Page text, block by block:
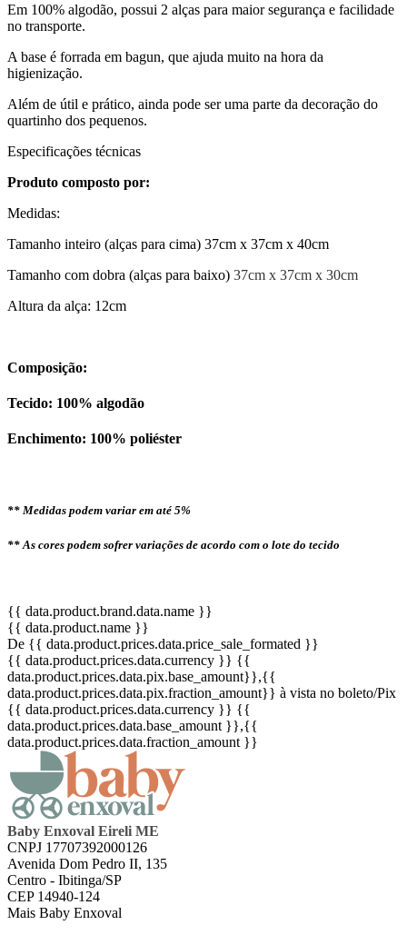
Em 100% algodão, possui 2 alças para maior segurança e facilidade
no transporte.
A base é forrada em bagun, que ajuda muito na hora da
higienização.
Além de útil e prático, ainda pode ser uma parte da decoração do
quartinho dos pequenos.
Especificações técnicas
Produto composto por:
Medidas:
Tamanho inteiro (alças para cima) 37cm x 37cm x 40cm
Tamanho com dobra (alças para baixo) 37cm x 37cm x 30cm
Altura da alça: 12cm
Composição:
Tecido: 100% algodão
Enchimento: 100% poliéster
** Medidas podem variar em até 5%
** As cores podem sofrer variações de acordo com o lote do tecido
{{ data.product.brand.data.name }}
{{ data.product.name }}
De {{ data.product.prices.data.price_sale_formated }}
{{ data.product.prices.data.currency }} {{
data.product.prices.data.pix.base_amount}},{{
data.product.prices.data.pix.fraction_amount}} à vista no boleto/Pix
{{ data.product.prices.data.currency }} {{
data.product.prices.data.base_amount }},{{
data.product.prices.data.fraction_amount }}
Baby Enxoval Eireli ME
CNPJ 17707392000126
Avenida Dom Pedro II, 135
Centro - Ibitinga/SP
CEP 14940-124
Mais Baby Enxoval